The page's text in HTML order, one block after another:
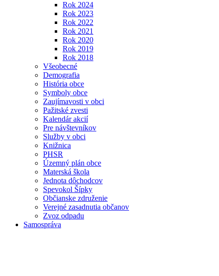
Rok 2024
Rok 2023
Rok 2022
Rok 2021
Rok 2020
Rok 2019
Rok 2018
Všeobecné
Demografia
História obce
Symboly obce
Zaujímavosti v obci
Pažitské zvesti
Kalendár akcií
Pre návštevníkov
Služby v obci
Knižnica
PHSR
Územný plán obce
Materská škola
Jednota dôchodcov
Spevokol Šípky
Občianske združenie
Verejné zasadnutia občanov
Zvoz odpadu
Samospráva